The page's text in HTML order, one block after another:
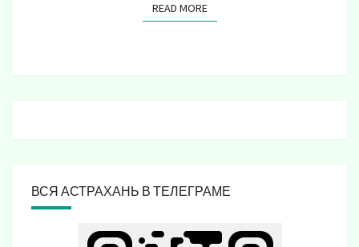
READ MOREREAD MORE
ВСЯ АСТРАХАНЬ В ТЕЛЕГРАМЕ